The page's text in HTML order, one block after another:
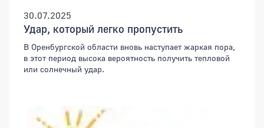
30.07.2025
Удар, который легко пропустить
В Оренбургской области вновь наступает жаркая пора,
в этот период высока вероятность получить тепловой
или солнечный удар.